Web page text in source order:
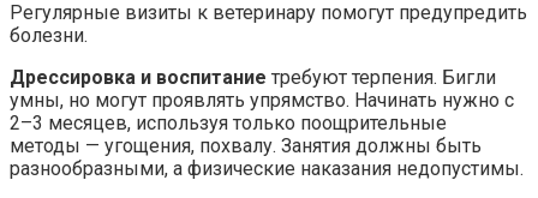
Регулярные визиты к ветеринару помогут предупредить
болезни.
Дрессировка и воспитание требуют терпения. Бигли
умны, но могут проявлять упрямство. Начинать нужно с
2–3 месяцев, используя только поощрительные
методы — угощения, похвалу. Занятия должны быть
разнообразными, а физические наказания недопустимы.